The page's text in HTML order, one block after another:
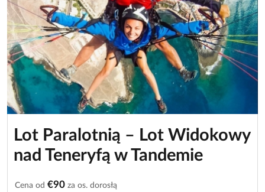
Lot Paralotnią – Lot Widokowy
nad Teneryfą w Tandemie
Cena od €90 za os. dorosłą